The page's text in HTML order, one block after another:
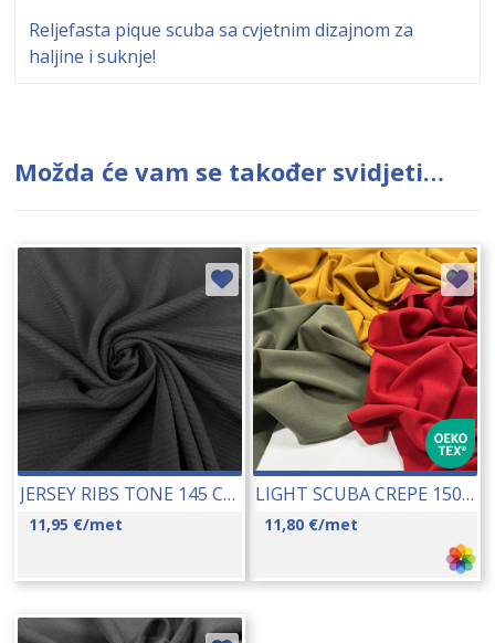
Reljefasta pique scuba sa cvjetnim dizajnom za
haljine i suknje!
Možda će vam se također svidjeti…
JERSEY RIBS TONE 145 CM 16267
11,95 €/met
LIGHT SCUBA CREPE 150 CM (0692) 18028
11,80 €/met